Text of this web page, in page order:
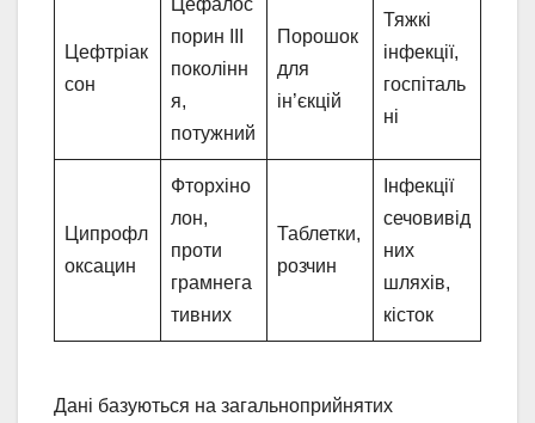
Цефтріак
сон
порин III
поколінн
я,
потужний
Порошок
для
ін’єкцій
Тяжкі
інфекції,
госпіталь
ні
Ципрофл
оксацин
Фторхіно
лон,
проти
грамнега
тивних
Таблетки,
розчин
Інфекції
сечовивід
них
шляхів,
кісток
Дані базуються на загальноприйнятих